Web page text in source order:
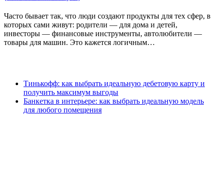
Часто бывает так, что люди создают продукты для тех сфер, в
которых сами живут: родители — для дома и детей,
инвесторы — финансовые инструменты, автолюбители —
товары для машин. Это кажется логичным…
Тинькофф: как выбрать идеальную дебетовую карту и
получить максимум выгоды
Банкетка в интерьере: как выбрать идеальную модель
для любого помещения